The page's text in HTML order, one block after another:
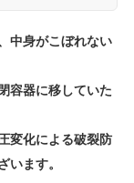
中身がこぼれない
容器に移していた
変化による破裂防
います。